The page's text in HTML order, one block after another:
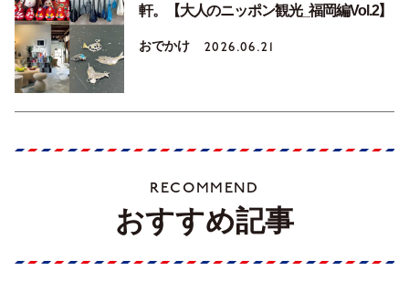
軒。【大人のニッポン観光_福岡編Vol.2】
おでかけ 2026.06.21
RECOMMEND
おすすめ記事